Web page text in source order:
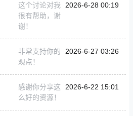
这个讨论对我
很有帮助，谢
谢！
2026-6-28 00:19
非常支持你的
观点！
2026-6-27 03:26
感谢你分享这
么好的资源！
2026-6-22 15:01